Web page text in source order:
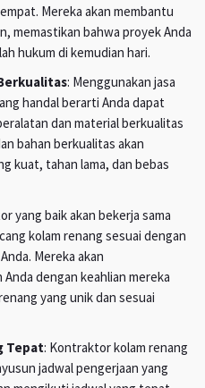
Mereka akan membantu
memastikan bahwa proyek Anda
hukum di kemudian hari.
: Menggunakan jasa
handal berarti Anda dapat
dan material berkualitas
bahan berkualitas akan
kuat, tahan lama, dan bebas
yang baik akan bekerja sama
kolam renang sesuai dengan
Mereka akan
dengan keahlian mereka
yang unik dan sesuai
Tepat: Kontraktor kolam renang
jadwal pengerjaan yang